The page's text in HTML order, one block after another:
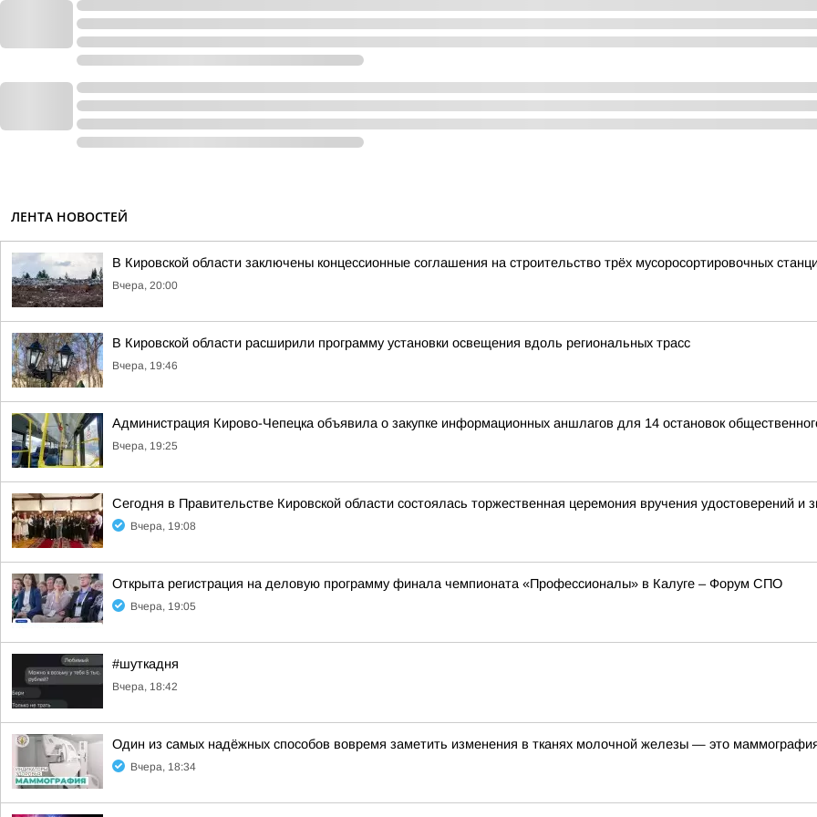
ЛЕНТА НОВОСТЕЙ
В Кировской области заключены концессионные соглашения на строительство трёх мусоросортировочных
Вчера, 20:00
В Кировской области расширили программу установки освещения вдоль региональных трасс
Вчера, 19:46
Администрация Кирово-Чепецка объявила о закупке информационных аншлагов для 14 остановок
Вчера, 19:25
Сегодня в Правительстве Кировской области состоялась торжественная церемония вручения удостоверений и
Вчера, 19:08
Открыта регистрация на деловую программу финала чемпионата «Профессионалы» в Калуге – Форум СПО
Вчера, 19:05
#шуткадня
Вчера, 18:42
Один из самых надёжных способов вовремя заметить изменения в тканях молочной железы — это
Вчера, 18:34